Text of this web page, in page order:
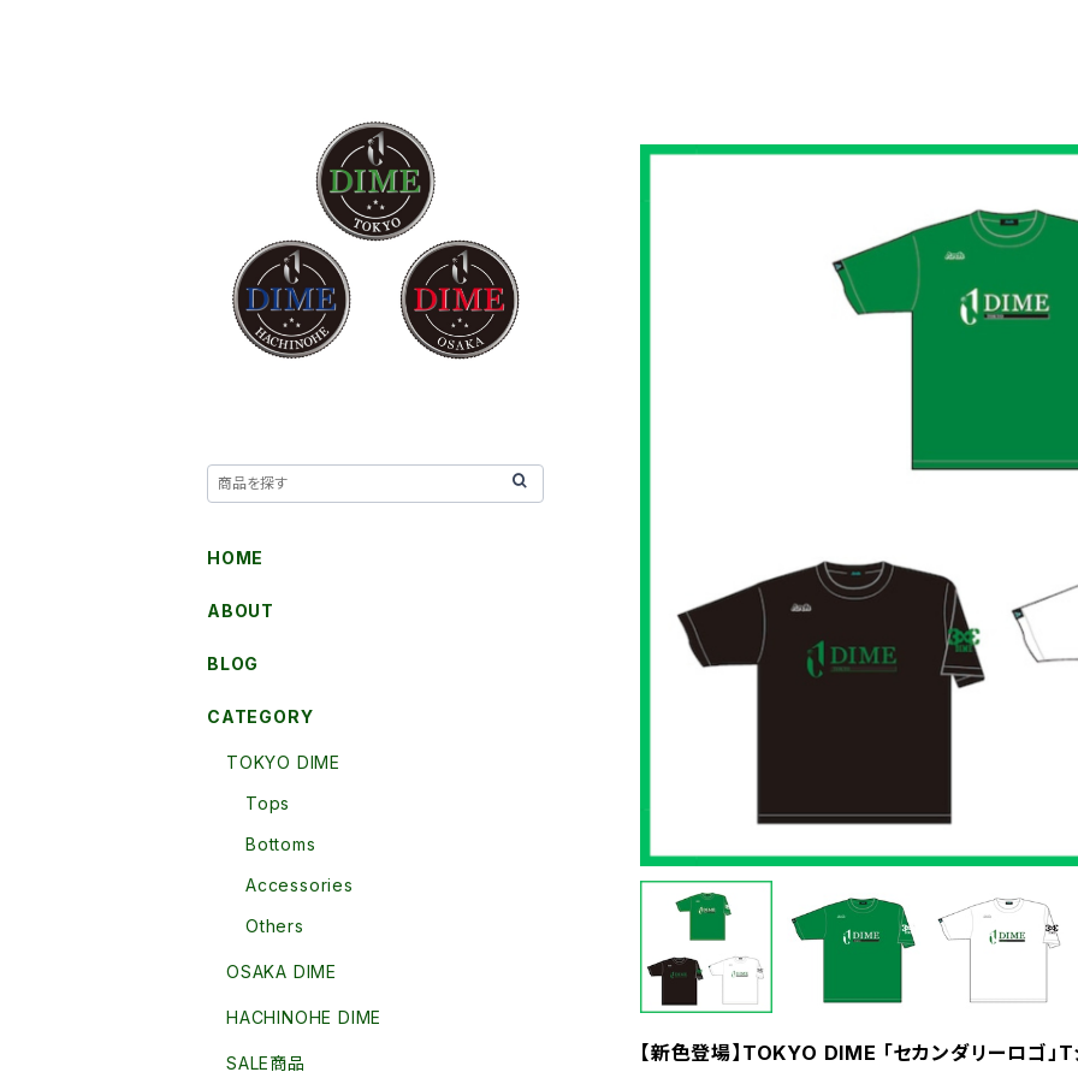
【新色登場】TOKYO DIME 「セカンダリーロゴ」
HOME
ABOUT
BLOG
CATEGORY
TOKYO DIME
Tops
Bottoms
Accessories
Others
OSAKA DIME
HACHINOHE DIME
SALE商品